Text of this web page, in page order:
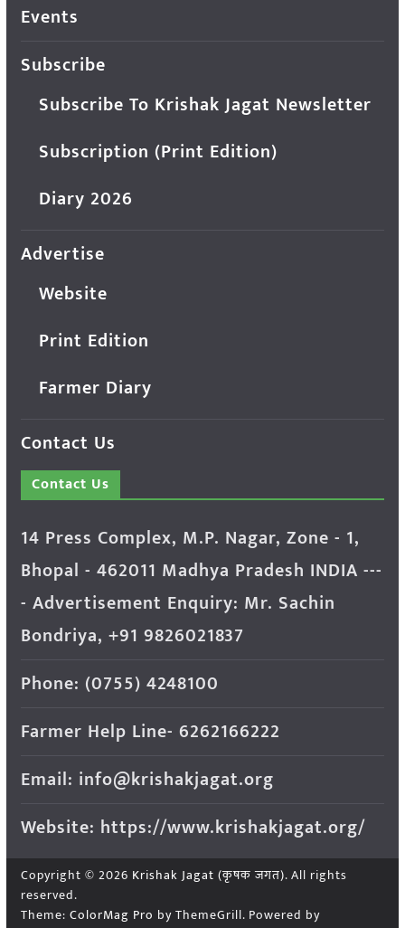
Events
Subscribe
Subscribe To Krishak Jagat Newsletter
Subscription (Print Edition)
Diary 2026
Advertise
Website
Print Edition
Farmer Diary
Contact Us
Contact Us
14 Press Complex, M.P. Nagar, Zone - 1,
Bhopal - 462011 Madhya Pradesh INDIA ---
- Advertisement Enquiry: Mr. Sachin
Bondriya, +91 9826021837
Phone: (0755) 4248100
Farmer Help Line- 6262166222
Email: info@krishakjagat.org
Website: https://www.krishakjagat.org/
Copyright © 2026 Krishak Jagat (कृषक जगत). All rights
reserved.
Theme: ColorMag Pro by ThemeGrill. Powered by